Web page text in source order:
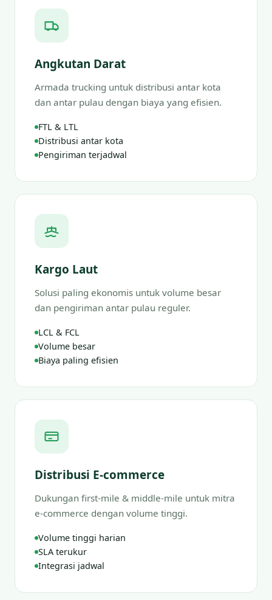
Angkutan Darat
Armada trucking untuk distribusi antar kota
dan antar pulau dengan biaya yang efisien.
FTL & LTL
Distribusi antar kota
Pengiriman terjadwal
Kargo Laut
Solusi paling ekonomis untuk volume besar
dan pengiriman antar pulau reguler.
LCL & FCL
Volume besar
Biaya paling efisien
Distribusi E-commerce
Dukungan first-mile & middle-mile untuk mitra
e-commerce dengan volume tinggi.
Volume tinggi harian
SLA terukur
Integrasi jadwal